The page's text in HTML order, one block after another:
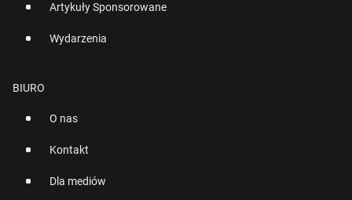
Artykuły Sponsorowane
Wydarzenia
BIURO
O nas
Kontakt
Dla mediów